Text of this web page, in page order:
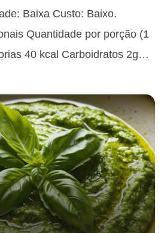
Baixa Custo: Baixo.
Quantidade por porção (1
40 kcal Carboidratos 2g…